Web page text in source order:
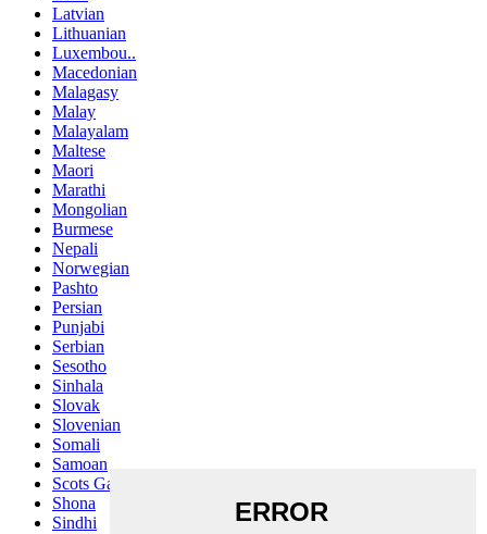
Latvian
Lithuanian
Luxembou..
Macedonian
Malagasy
Malay
Malayalam
Maltese
Maori
Marathi
Mongolian
Burmese
Nepali
Norwegian
Pashto
Persian
Punjabi
Serbian
Sesotho
Sinhala
Slovak
Slovenian
Somali
Samoan
Scots Gaelic
Shona
Sindhi